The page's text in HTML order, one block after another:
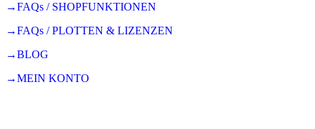
→FAQs / SHOPFUNKTIONEN
→FAQs / PLOTTEN & LIZENZEN
→BLOG
→MEIN KONTO